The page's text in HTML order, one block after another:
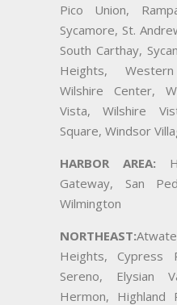
Pico Union,
Sycamore, St.
South Carthay,
Heights,
Wilshire Center,
Vista, Wilshire
Square, Windsor
HARBOR AREA:
Gateway, San
Wilmington
NORTHEAST:
Heights, Cypress
Sereno, Elysian
Hermon, Highland